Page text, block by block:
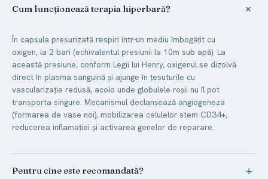
Cum funcționează terapia hiperbară? +
În capsula presurizată respiri într-un mediu îmbogățit cu
oxigen, la 2 bari (echivalentul presiunii la 10m sub apă). La
această presiune, conform Legii lui Henry, oxigenul se dizolvă
direct în plasma sanguină și ajunge în țesuturile cu
vascularizație redusă, acolo unde globulele roșii nu îl pot
transporta singure. Mecanismul declanșează angiogeneza
(formarea de vase noi), mobilizarea celulelor stem CD34+,
reducerea inflamației și activarea genelor de reparare.
Pentru cine este recomandată? +